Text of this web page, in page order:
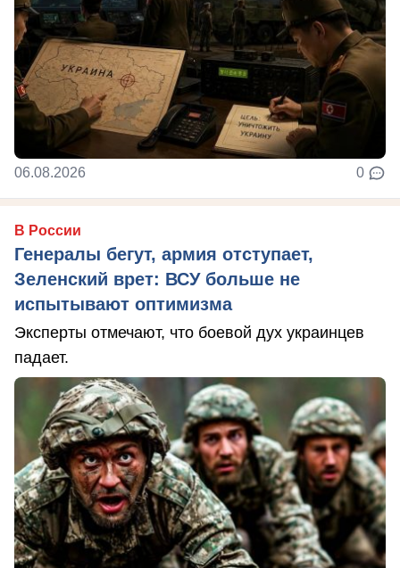
06.08.2026 0
В России
Генералы бегут, армия отступает,
Зеленский врет: ВСУ больше не
испытывают оптимизма
Эксперты отмечают, что боевой дух украинцев
падает.